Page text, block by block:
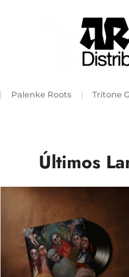
Palenke Roots Tritone
Últimos